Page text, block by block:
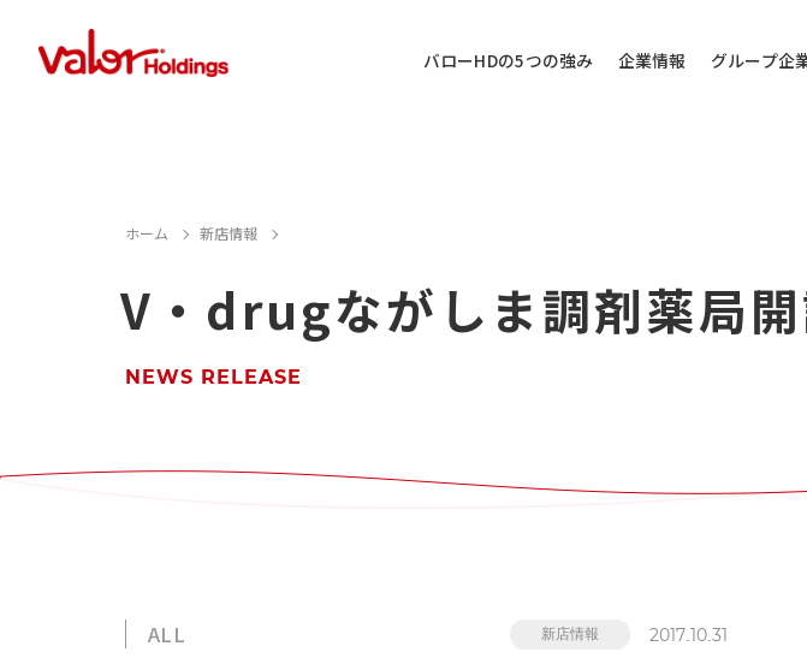
バローHDの5つの強み 企業情報 グループ企
IR情報に関するお問い合わせ
店舗用地・テナント・催事に関するお問い合わせ
M&A案件に関するお問い合わせ
ホーム 新店情報
V・drugながしま調剤薬局
NEWS RELEASE
ALL
新店情報 2017.10.31